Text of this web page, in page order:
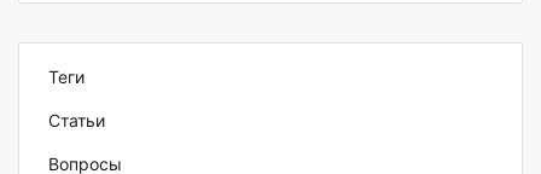
Теги
Статьи
Вопросы